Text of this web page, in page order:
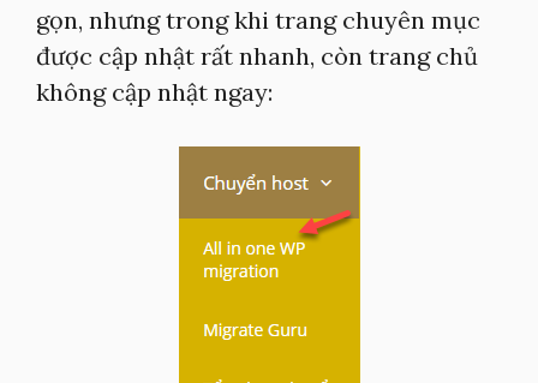
gọn, nhưng trong khi trang chuyên mục
được cập nhật rất nhanh, còn trang chủ
không cập nhật ngay: